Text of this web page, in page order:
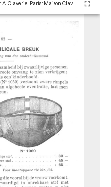
Claverie Auguste. De Breuk door A. Claverie. Paris : Maison Claverie, 1920. 112 p. (Corsets et matériels médicaux, 6)